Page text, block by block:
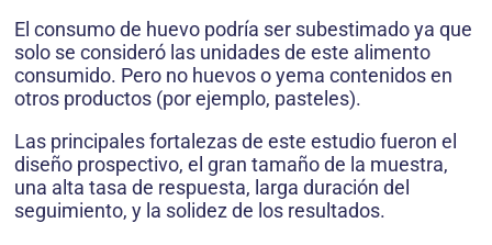
El consumo de huevo podría ser subestimado ya que
solo se consideró las unidades de este alimento
consumido. Pero no huevos o yema contenidos en
otros productos (por ejemplo, pasteles).
Las principales fortalezas de este estudio fueron el
diseño prospectivo, el gran tamaño de la muestra,
una alta tasa de respuesta, larga duración del
seguimiento, y la solidez de los resultados.